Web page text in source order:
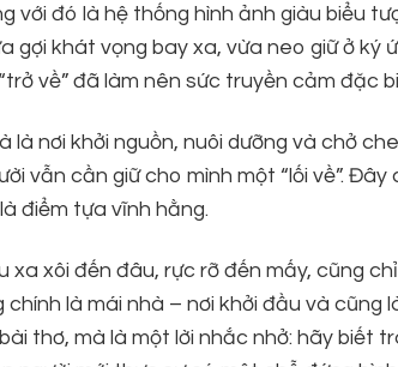
đó là hệ thống hình ảnh giàu biểu
khát vọng bay xa, vừa neo giữ ở ký
về” đã làm nên sức truyền cảm đặc
là nơi khởi nguồn, nuôi dưỡng và chở
vẫn cần giữ cho mình một “lối về”.
điểm tựa vĩnh hằng.
xa xôi đến đâu, rực rỡ đến mấy, cũng
là mái nhà – nơi khởi đầu và cũng
thơ, mà là một lời nhắc nhở: hãy biết